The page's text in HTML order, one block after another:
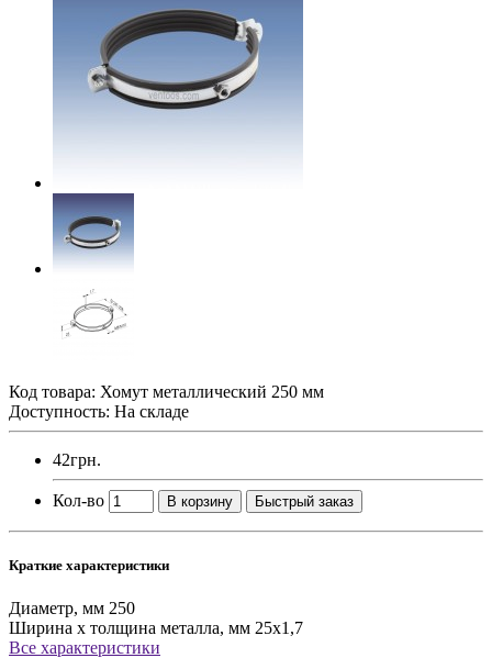
Код товара: Хомут металлический 250 мм
Доступность: На складе
42грн.
Кол-во В корзину Быстрый заказ
Краткие характеристики
Диаметр, мм 250
Ширина х толщина металла, мм 25х1,7
Все характеристики